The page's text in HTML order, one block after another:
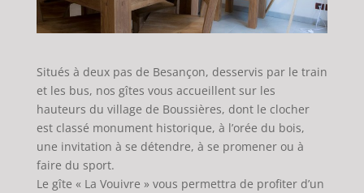
Situés à deux pas de Besançon, desservis par le train
et les bus, nos gîtes vous accueillent sur les
hauteurs du village de Boussières, dont le clocher
est classé monument historique, à l’orée du bois,
une invitation à se détendre, à se promener ou à
faire du sport.
Le gîte « La Vouivre » vous permettra de profiter d’un